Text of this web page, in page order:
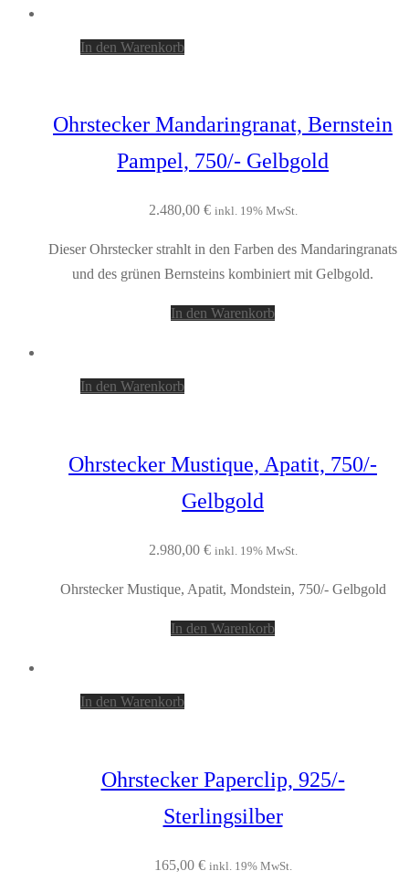
In den Warenkorb
Ohrstecker Mandaringranat, Bernstein
Pampel, 750/- Gelbgold
2.480,00 € inkl. 19% MwSt.
Dieser Ohrstecker strahlt in den Farben des Mandaringranats
und des grünen Bernsteins kombiniert mit Gelbgold.
In den Warenkorb
In den Warenkorb
Ohrstecker Mustique, Apatit, 750/-
Gelbgold
2.980,00 € inkl. 19% MwSt.
Ohrstecker Mustique, Apatit, Mondstein, 750/- Gelbgold
In den Warenkorb
In den Warenkorb
Ohrstecker Paperclip, 925/-
Sterlingsilber
165,00 € inkl. 19% MwSt.